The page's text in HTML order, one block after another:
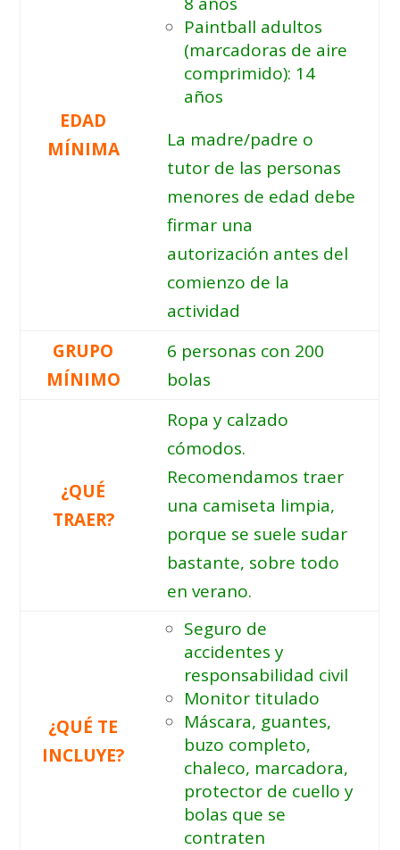
EDAD
MÍNIMA
Paintball adultos
(marcadoras de aire
comprimido): 14
años
La madre/padre o
tutor de las personas
menores de edad debe
firmar una
autorización antes del
comienzo de la
actividad
GRUPO
MÍNIMO
6 personas con 200
bolas
¿QUÉ
TRAER?
Ropa y calzado
cómodos.
Recomendamos traer
una camiseta limpia,
porque se suele sudar
bastante, sobre todo
en verano.
¿QUÉ TE
INCLUYE?
Seguro de
accidentes y
responsabilidad civil
Monitor titulado
Máscara, guantes,
buzo completo,
chaleco, marcadora,
protector de cuello y
bolas que se
contraten